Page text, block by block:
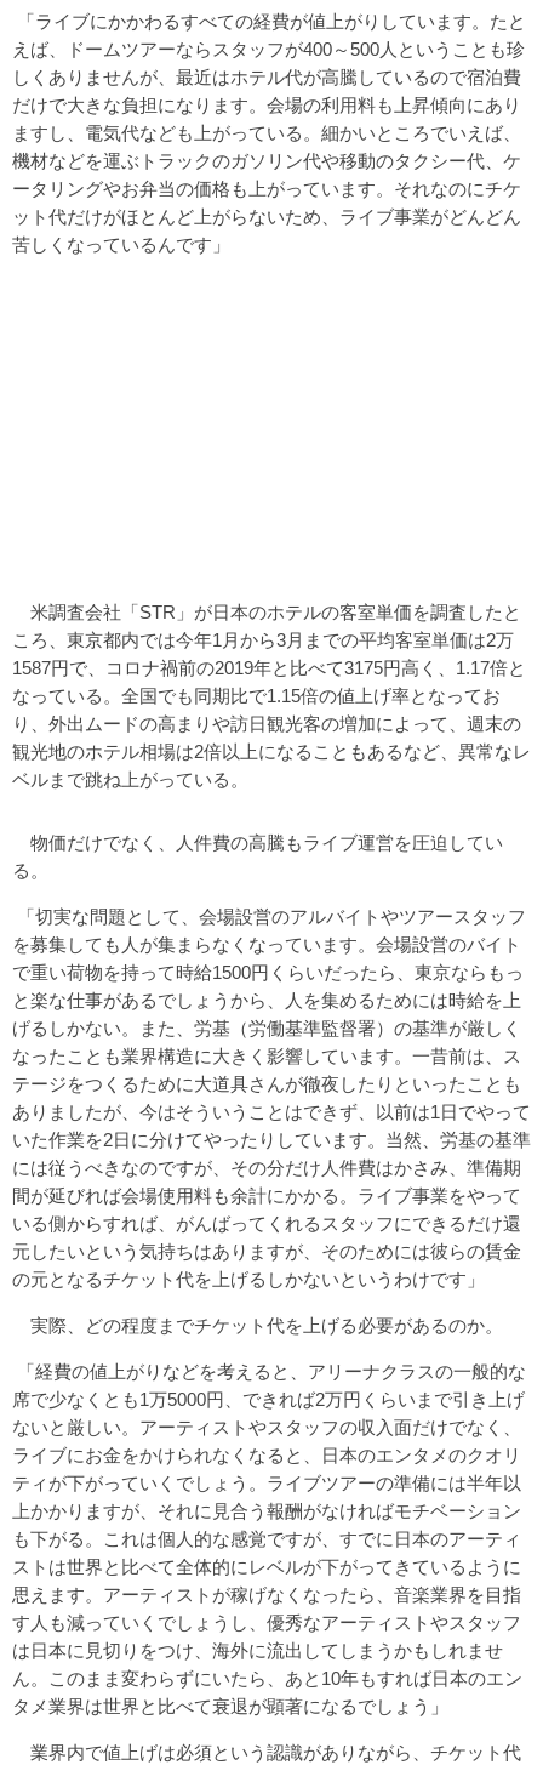
「ライブにかかわるすべての経費が値上がりしています。たと
えば、ドームツアーならスタッフが400～500人ということも珍
しくありませんが、最近はホテル代が高騰しているので宿泊費
だけで大きな負担になります。会場の利用料も上昇傾向にあり
ますし、電気代なども上がっている。細かいところでいえば、
機材などを運ぶトラックのガソリン代や移動のタクシー代、ケ
ータリングやお弁当の価格も上がっています。それなのにチケ
ット代だけがほとんど上がらないため、ライブ事業がどんどん
苦しくなっているんです」
米調査会社「STR」が日本のホテルの客室単価を調査したと
ころ、東京都内では今年1月から3月までの平均客室単価は2万
1587円で、コロナ禍前の2019年と比べて3175円高く、1.17倍と
なっている。全国でも同期比で1.15倍の値上げ率となってお
り、外出ムードの高まりや訪日観光客の増加によって、週末の
観光地のホテル相場は2倍以上になることもあるなど、異常なレ
ベルまで跳ね上がっている。
物価だけでなく、人件費の高騰もライブ運営を圧迫してい
る。
「切実な問題として、会場設営のアルバイトやツアースタッフ
を募集しても人が集まらなくなっています。会場設営のバイト
で重い荷物を持って時給1500円くらいだったら、東京ならもっ
と楽な仕事があるでしょうから、人を集めるためには時給を上
げるしかない。また、労基（労働基準監督署）の基準が厳しく
なったことも業界構造に大きく影響しています。一昔前は、ス
テージをつくるために大道具さんが徹夜したりといったことも
ありましたが、今はそういうことはできず、以前は1日でやって
いた作業を2日に分けてやったりしています。当然、労基の基準
には従うべきなのですが、その分だけ人件費はかさみ、準備期
間が延びれば会場使用料も余計にかかる。ライブ事業をやって
いる側からすれば、がんばってくれるスタッフにできるだけ還
元したいという気持ちはありますが、そのためには彼らの賃金
の元となるチケット代を上げるしかないというわけです」
実際、どの程度までチケット代を上げる必要があるのか。
「経費の値上がりなどを考えると、アリーナクラスの一般的な
席で少なくとも1万5000円、できれば2万円くらいまで引き上げ
ないと厳しい。アーティストやスタッフの収入面だけでなく、
ライブにお金をかけられなくなると、日本のエンタメのクオリ
ティが下がっていくでしょう。ライブツアーの準備には半年以
上かかりますが、それに見合う報酬がなければモチベーション
も下がる。これは個人的な感覚ですが、すでに日本のアーティ
ストは世界と比べて全体的にレベルが下がってきているように
思えます。アーティストが稼げなくなったら、音楽業界を目指
す人も減っていくでしょうし、優秀なアーティストやスタッフ
は日本に見切りをつけ、海外に流出してしまうかもしれませ
ん。このまま変わらずにいたら、あと10年もすれば日本のエン
タメ業界は世界と比べて衰退が顕著になるでしょう」
業界内で値上げは必須という認識がありながら、チケット代